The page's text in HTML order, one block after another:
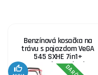
Benzínová kosačka na
trávu s pojazdom VeGA
545 SXHE 7in1+
Zostavenie, servis plus,
kanister, olej, kefa